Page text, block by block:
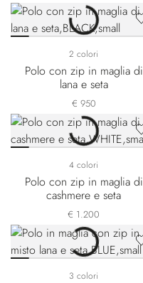
2 colori
Polo con zip in maglia di
lana e seta
€ 950
4 colori
Polo con zip in maglia di
cashmere e seta
€ 1.200
3 colori